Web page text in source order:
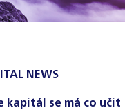
NEWS
kapitál se má co učit